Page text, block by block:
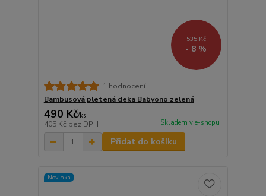
535 Kč
- 8 %
1 hodnocení
Bambusová pletená deka Babyono zelená
490 Kč/ks
405 Kč bez DPH Skladem v e-shopu
Přidat do košíku
Novinka